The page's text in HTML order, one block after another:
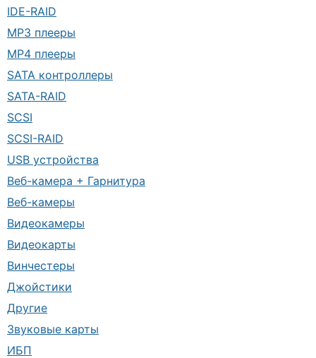
IDE-RAID
MP3 плееры
MP4 плееры
SATA контроллеры
SATA-RAID
SCSI
SCSI-RAID
USB устройства
Веб-камера + Гарнитура
Веб-камеры
Видеокамеры
Видеокарты
Винчестеры
Джойстики
Другие
Звуковые карты
ИБП